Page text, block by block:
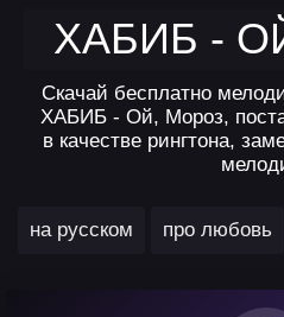
ХАБИБ -
Скачай бесплатно
ХАБИБ - Ой, Мороз,
в качестве рингтона,
на русском
про любовь